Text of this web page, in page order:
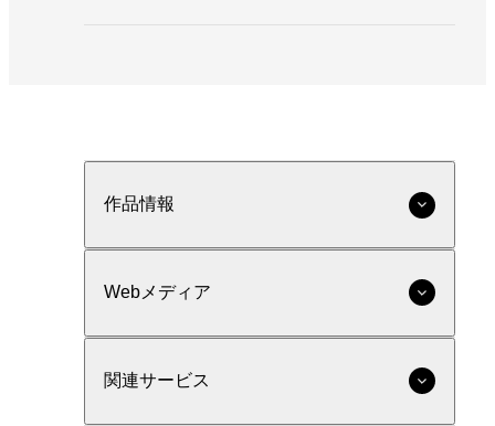
作品情報
Webメディア
関連サービス